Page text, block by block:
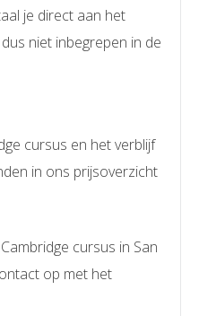
je direct aan het
niet inbegrepen in de
cursus en het verblijf
in ons prijsoverzicht
cursus in San
op met het